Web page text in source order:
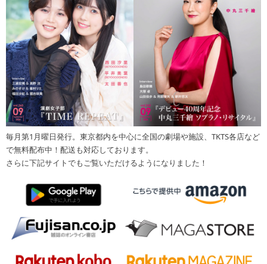
毎月第1月曜日発行。東京都内を中心に全国の劇場や施設、TKTS各店など
で無料配布中！配送も対応しております。
さらに下記サイトでもご覧いただけるようになりました！